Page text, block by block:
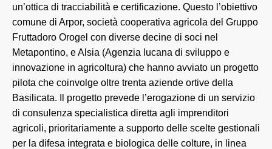
un’ottica di tracciabilità e certificazione. Questo l’obiettivo
comune di Arpor, società cooperativa agricola del Gruppo
Fruttadoro Orogel con diverse decine di soci nel
Metapontino, e Alsia (Agenzia lucana di sviluppo e
innovazione in agricoltura) che hanno avviato un progetto
pilota che coinvolge oltre trenta aziende ortive della
Basilicata. Il progetto prevede l’erogazione di un servizio
di consulenza specialistica diretta agli imprenditori
agricoli, prioritariamente a supporto delle scelte gestionali
per la difesa integrata e biologica delle colture, in linea